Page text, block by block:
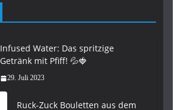
Infused Water: Das spritzige
Getränk mit Pfiff! 💦🍓
29. Juli 2023
Ruck-Zuck Bouletten aus dem